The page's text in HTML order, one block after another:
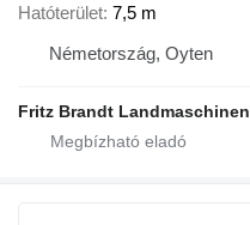
Hatóterület 7,5 m
Németország, Oyten
Fritz Brandt Landmaschinen